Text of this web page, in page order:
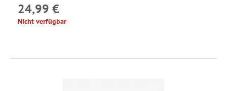
24,99 €
Nicht verfügbar